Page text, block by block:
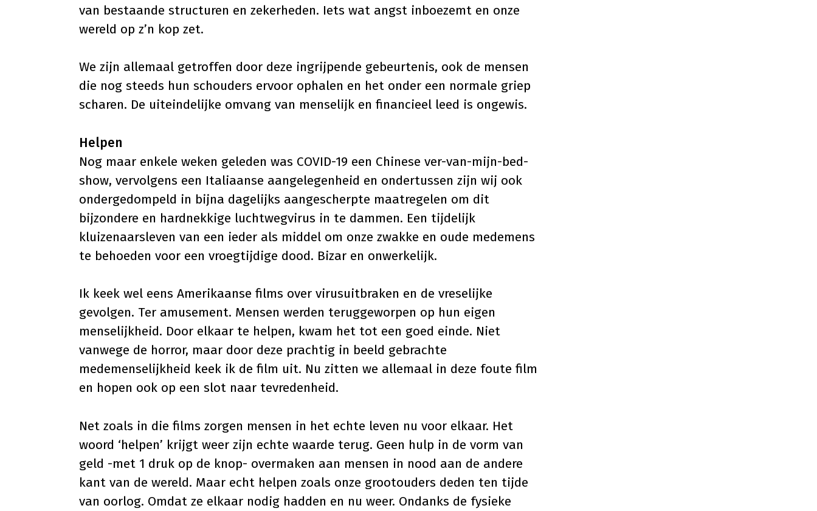
van bestaande structuren en zekerheden. Iets wat angst inboezemt en onze
wereld op z’n kop zet.
We zijn allemaal getroffen door deze ingrijpende gebeurtenis, ook de mensen
die nog steeds hun schouders ervoor ophalen en het onder een normale griep
scharen. De uiteindelijke omvang van menselijk en financieel leed is ongewis.
Helpen
Nog maar enkele weken geleden was COVID-19 een Chinese ver-van-mijn-bed-
show, vervolgens een Italiaanse aangelegenheid en ondertussen zijn wij ook
ondergedompeld in bijna dagelijks aangescherpte maatregelen om dit
bijzondere en hardnekkige luchtwegvirus in te dammen. Een tijdelijk
kluizenaarsleven van een ieder als middel om onze zwakke en oude medemens
te behoeden voor een vroegtijdige dood. Bizar en onwerkelijk.
Ik keek wel eens Amerikaanse films over virusuitbraken en de vreselijke
gevolgen. Ter amusement. Mensen werden teruggeworpen op hun eigen
menselijkheid. Door elkaar te helpen, kwam het tot een goed einde. Niet
vanwege de horror, maar door deze prachtig in beeld gebrachte
medemenselijkheid keek ik de film uit. Nu zitten we allemaal in deze foute film
en hopen ook op een slot naar tevredenheid.
Net zoals in die films zorgen mensen in het echte leven nu voor elkaar. Het
woord ‘helpen’ krijgt weer zijn echte waarde terug. Geen hulp in de vorm van
geld -met 1 druk op de knop- overmaken aan mensen in nood aan de andere
kant van de wereld. Maar echt helpen zoals onze grootouders deden ten tijde
van oorlog. Omdat ze elkaar nodig hadden en nu weer. Ondanks de fysieke